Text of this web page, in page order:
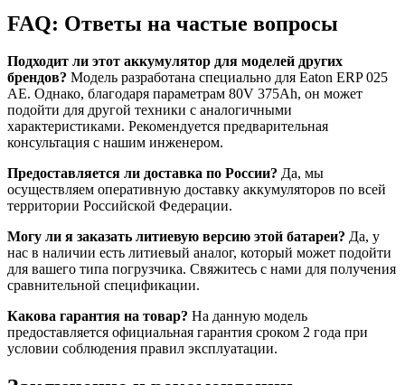
FAQ: Ответы на частые вопросы
Подходит ли этот аккумулятор для моделей других
брендов? Модель разработана специально для Eaton ERP 025
AE. Однако, благодаря параметрам 80V 375Ah, он может
подойти для другой техники с аналогичными
характеристиками. Рекомендуется предварительная
консультация с нашим инженером.
Предоставляется ли доставка по России? Да, мы
осуществляем оперативную доставку аккумуляторов по всей
территории Российской Федерации.
Могу ли я заказать литиевую версию этой батареи? Да, у
нас в наличии есть литиевый аналог, который может подойти
для вашего типа погрузчика. Свяжитесь с нами для получения
сравнительной спецификации.
Какова гарантия на товар? На данную модель
предоставляется официальная гарантия сроком 2 года при
условии соблюдения правил эксплуатации.